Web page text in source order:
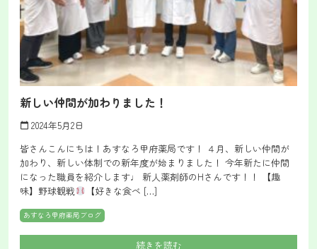
新しい仲間が加わりました！
calendar_today 2024年5月2日
皆さんこんにちは！あすなろ甲府薬局です！ ４月、新しい仲間が
加わり、新しい体制での新年度が始まりました！ 今年新たに仲間
になった職員を紹介します♩ 新人薬剤師のHさんです！！ 【趣
味】野球観戦
【好きな食べ […]
あすなろ甲府薬局ブログ
続きを読む